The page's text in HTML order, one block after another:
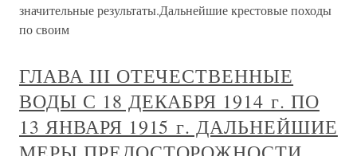
значительные результаты.Дальнейшие крестовые походы
по своим
ГЛАВА III ОТЕЧЕСТВЕННЫЕ
ВОДЫ С 18 ДЕКАБРЯ 1914 г. ПО
13 ЯНВАРЯ 1915 г. ДАЛЬНЕЙШИЕ